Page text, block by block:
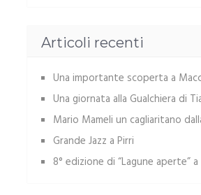
Articoli recenti
Una importante scoperta a
Una giornata alla Gualchiera di
Mario Mameli un cagliaritano
Grande Jazz a Pirri
8° edizione di “Lagune aperte”